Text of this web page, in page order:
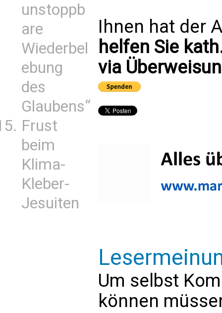
unstoppb
are
Wiederbel
ebung
des
Glaubens“
Frust
beim
Klima-
Kleber-
Jesuiten
Ihnen hat der
helfen Sie
via
Um selbst
können